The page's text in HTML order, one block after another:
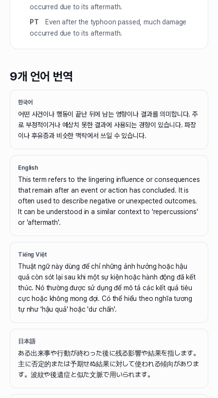
occurred due to its aftermath.
PT
Even after the typhoon passed, much damage
occurred due to its aftermath.
9개 언어 번역
한국어
어떤 사건이나 행동이 끝난 뒤에 남는 영향이나 결과를 의미합니다. 주
로 부정적이거나 예상치 못한 결과에 사용되는 경향이 있습니다. 파장
이나 후유증과 비슷한 맥락에서 쓰일 수 있습니다.
English
This term refers to the lingering influence or consequences
that remain after an event or action has concluded. It is
often used to describe negative or unexpected outcomes.
It can be understood in a similar context to 'repercussions'
or 'aftermath'.
Tiếng Việt
Thuật ngữ này dùng để chỉ những ảnh hưởng hoặc hậu
quả còn sót lại sau khi một sự kiện hoặc hành động đã kết
thúc. Nó thường được sử dụng để mô tả các kết quả tiêu
cực hoặc không mong đợi. Có thể hiểu theo nghĩa tương
tự như 'hậu quả' hoặc 'dư chấn'.
日本語
ある出来事や行動が終わった後に残る影響や結果を指します。
主に否定的または予期せぬ結果に対して使われる傾向がありま
す。波紋や後遺症と似た文脈で用いられます。